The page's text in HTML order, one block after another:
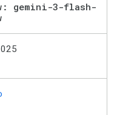
gemini-3-flash-